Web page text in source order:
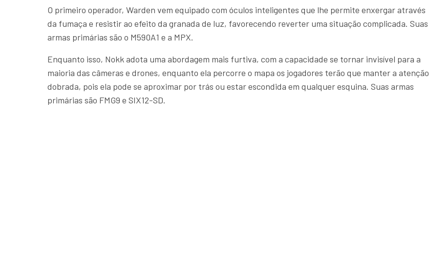
O primeiro operador, Warden vem equipado com óculos inteligentes que lhe permite enxergar através
da fumaça e resistir ao efeito da granada de luz, favorecendo reverter uma situação complicada. Suas
armas primárias são o M590A1 e a MPX.
Enquanto isso, Nokk adota uma abordagem mais furtiva, com a capacidade se tornar invisível para a
maioria das câmeras e drones, enquanto ela percorre o mapa os jogadores terão que manter a atenção
dobrada, pois ela pode se aproximar por trás ou estar escondida em qualquer esquina. Suas armas
primárias são FMG9 e SIX12-SD.